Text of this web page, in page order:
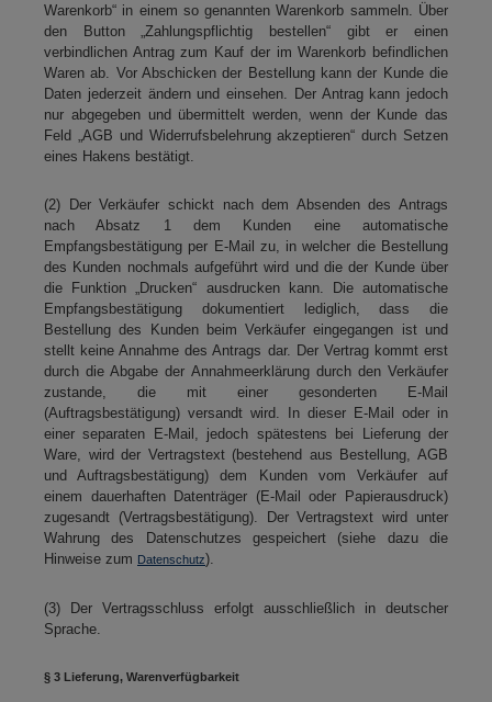
Warenkorb“ in einem so genannten Warenkorb sammeln. Über
den Button „Zahlungspflichtig bestellen“ gibt er einen
verbindlichen Antrag zum Kauf der im Warenkorb befindlichen
Waren ab. Vor Abschicken der Bestellung kann der Kunde die
Daten jederzeit ändern und einsehen. Der Antrag kann jedoch
nur abgegeben und übermittelt werden, wenn der Kunde das
Feld „AGB und Widerrufsbelehrung akzeptieren“ durch Setzen
eines Hakens bestätigt.
(2) Der Verkäufer schickt nach dem Absenden des Antrags
nach Absatz 1 dem Kunden eine automatische
Empfangsbestätigung per E-Mail zu, in welcher die Bestellung
des Kunden nochmals aufgeführt wird und die der Kunde über
die Funktion „Drucken“ ausdrucken kann. Die automatische
Empfangsbestätigung dokumentiert lediglich, dass die
Bestellung des Kunden beim Verkäufer eingegangen ist und
stellt keine Annahme des Antrags dar. Der Vertrag kommt erst
durch die Abgabe der Annahmeerklärung durch den Verkäufer
zustande, die mit einer gesonderten E-Mail
(Auftragsbestätigung) versandt wird. In dieser E-Mail oder in
einer separaten E-Mail, jedoch spätestens bei Lieferung der
Ware, wird der Vertragstext (bestehend aus Bestellung, AGB
und Auftragsbestätigung) dem Kunden vom Verkäufer auf
einem dauerhaften Datenträger (E-Mail oder Papierausdruck)
zugesandt (Vertragsbestätigung). Der Vertragstext wird unter
Wahrung des Datenschutzes gespeichert (siehe dazu die
Hinweise zum Datenschutz).
(3) Der Vertragsschluss erfolgt ausschließlich in deutscher
Sprache.
§ 3 Lieferung, Warenverfügbarkeit